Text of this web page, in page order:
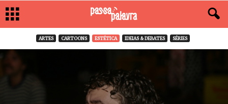
ARTES CARTOONS ESTÉTICA IDEIAS & DEBATES SÉRIES